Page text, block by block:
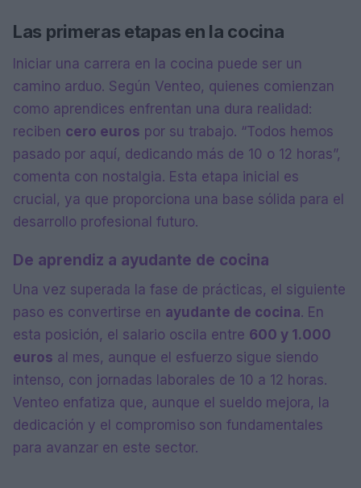
Las primeras etapas en la cocina
Iniciar una carrera en la cocina puede ser un
camino arduo. Según Venteo, quienes comienzan
como aprendices enfrentan una dura realidad:
reciben cero euros por su trabajo. “Todos hemos
pasado por aquí, dedicando más de 10 o 12 horas”,
comenta con nostalgia. Esta etapa inicial es
crucial, ya que proporciona una base sólida para el
desarrollo profesional futuro.
De aprendiz a ayudante de cocina
Una vez superada la fase de prácticas, el siguiente
paso es convertirse en ayudante de cocina. En
esta posición, el salario oscila entre 600 y 1.000
euros al mes, aunque el esfuerzo sigue siendo
intenso, con jornadas laborales de 10 a 12 horas.
Venteo enfatiza que, aunque el sueldo mejora, la
dedicación y el compromiso son fundamentales
para avanzar en este sector.